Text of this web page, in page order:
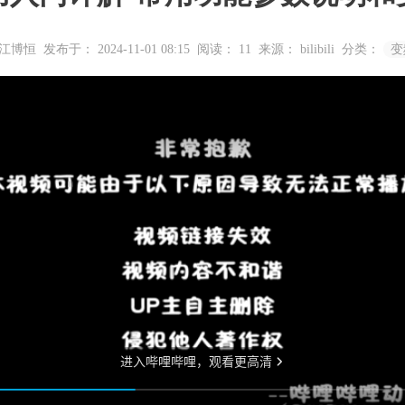
博恒 发布于： 2024-11-01 08:15 阅读： 11 来源： bilibili 分类：